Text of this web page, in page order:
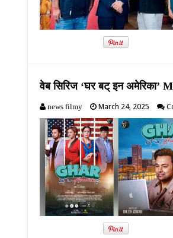
वेब सिरिज ‘घर बट् इन अमेरिका’
news filmy March 24, 2025